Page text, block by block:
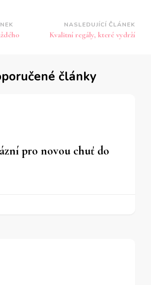
NASLEDUJÍCÍ ČLÁNEK
Kvalitní regály, které vydrží
články
pro novou chuť do